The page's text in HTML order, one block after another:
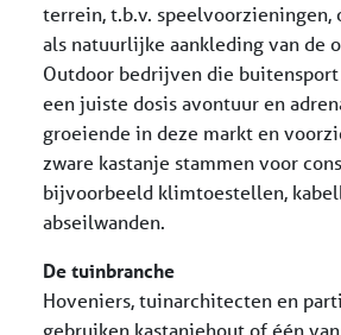
terrein, t.b.v.
als natuurlijke aankleding van de
Outdoor bedrijven die
een juiste dosis avontuur en
groeiende in deze markt en
zware kastanje stammen voor
bijvoorbeeld klimtoestellen,
abseilwanden.
De tuinbranche
Hoveniers, tuinarchitecten en